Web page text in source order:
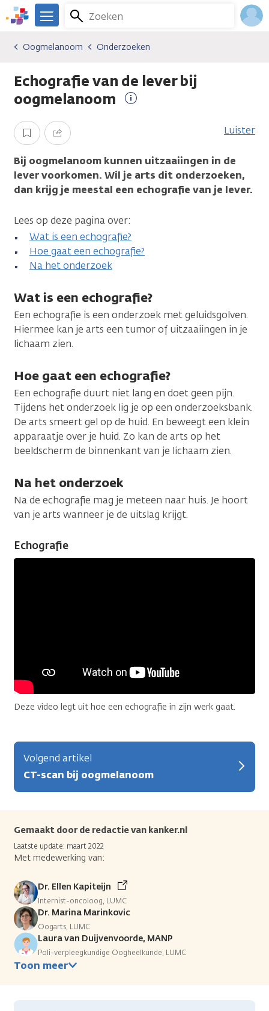
Overslaan
en
gaan
We
er
je.
Kanker.nl
Zoeken
Menu
Kankersoorten
Oogmelanoom
Onderzoeken
Oogmelanoom Onderzoeken
Echografie van de lever bij
oogmelanoom
Opslaan Delen Luister
Bij oogmelanoom kunnen uitzaaiingen in de
lever voorkomen. Wil je arts dit onderzoeken,
dan krijg je meestal een echografie van je lever.
Lees op deze pagina over:
Wat is een echografie?
Hoe gaat een echografie?
Na het onderzoek
Wat is een echografie?
Een echografie is een onderzoek met geluidsgolven.
Hiermee kan je arts een tumor of uitzaaiingen in je
lichaam zien.
Hoe gaat een echografie?
Een echografie duurt niet lang en doet geen pijn.
Tijdens het onderzoek lig je op een onderzoeksbank.
De arts smeert gel op de huid. En beweegt een klein
apparaatje over je huid. Zo kan de arts op het
beeldscherm de binnenkant van je lichaam zien.
Na het onderzoek
Na de echografie mag je meteen naar huis. Je hoort
van je arts wanneer je de uitslag krijgt.
Echografie
Deze video legt uit hoe een echografie in zijn werk gaat.
Volgend artikel
CT-scan bij oogmelanoom
Gemaakt door de redactie van kanker.nl
Laatste update: maart 2022
Met medewerking van:
Dr. Ellen Kapiteijn
Internist-oncoloog, LUMC
Dr. Marina Marinkovic
Oogarts, LUMC
Laura van Duijvenvoorde, MANP
Poli-verpleegkundige Oogheelkunde, LUMC
Toon meer